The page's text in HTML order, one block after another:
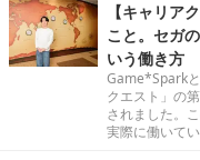
【キャリア
こと。セガ
いう働き方
Game*Spark
クエスト」の
されました。
実際に働いて